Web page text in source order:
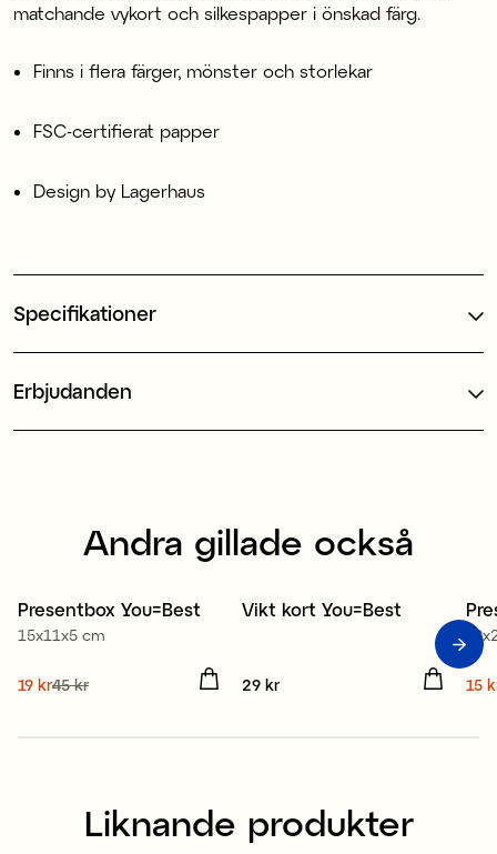
matchande vykort och silkespapper i önskad färg.
Finns i flera färger, mönster och storlekar
FSC-certifierat papper
Design by Lagerhaus
Specifikationer
Erbjudanden
Andra gillade också
Sale
Presentbox You=Best
15x11x5 cm
Nuvarande pris
19 kr45 kr
3 för 2
Vikt kort You=Best
Pris:
29 kr 15
Liknande produkter